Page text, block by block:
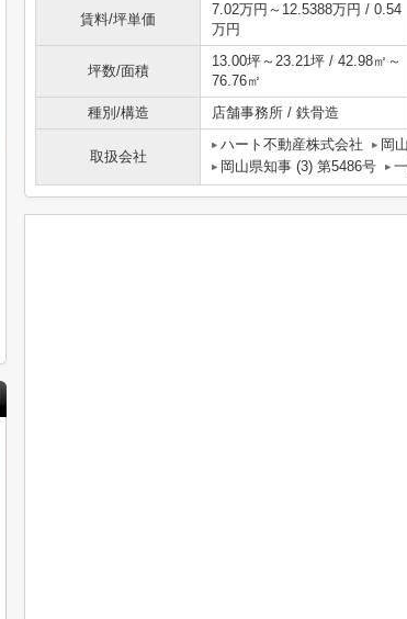
賃料/坪単価
7.02万円～12.5388万円 / 0.54
万円
坪数/面積
13.00坪～23.21坪 / 42.98㎡～
76.76㎡
種別/構造 店舗事務所 / 鉄骨造
取扱会社
ハート不動産株式会社 岡
岡山県知事 (3) 第5486号